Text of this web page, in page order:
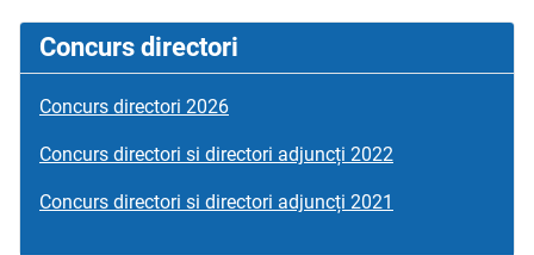
Concurs directori
Concurs directori 2026
Concurs directori si directori adjuncți 2022
Concurs directori si directori adjuncți 2021